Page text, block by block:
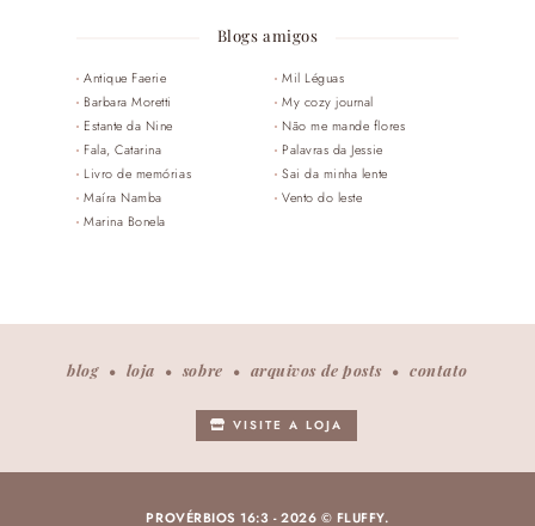
Blogs amigos
Antique Faerie
Barbara Moretti
Estante da Nine
Fala, Catarina
Livro de memórias
Maíra Namba
Marina Bonela
Mil Léguas
My cozy journal
Não me mande flores
Palavras da Jessie
Sai da minha lente
Vento do leste
blog loja sobre arquivos de posts contato
VISITE A LOJA
PROVÉRBIOS 16:3 -2026 © FLUFFY.